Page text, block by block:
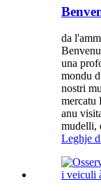
da
una
mondu
nostri
mercatu
anu
mudelli,
Leghje